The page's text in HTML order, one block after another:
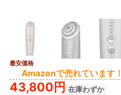
最安価格
Amazonで売れています！
43,800円 在庫わずか